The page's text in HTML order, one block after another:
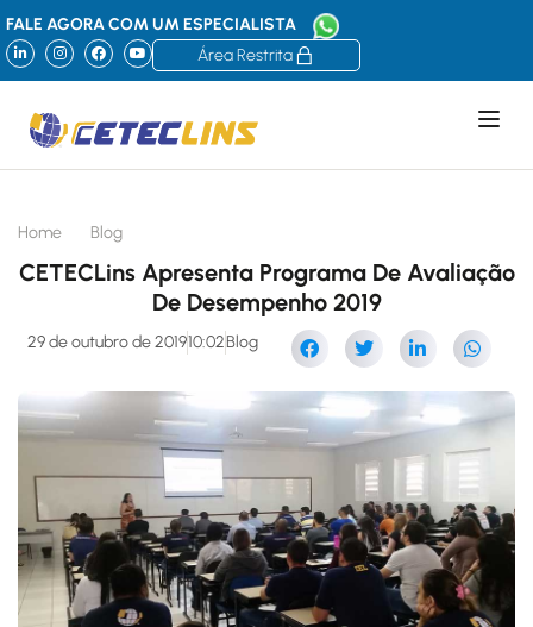
FALE AGORA COM UM ESPECIALISTA
Área Restrita
Home Blog
CETECLins Apresenta Programa De Avaliação
De Desempenho 2019
29 de outubro de 201910:02Blog